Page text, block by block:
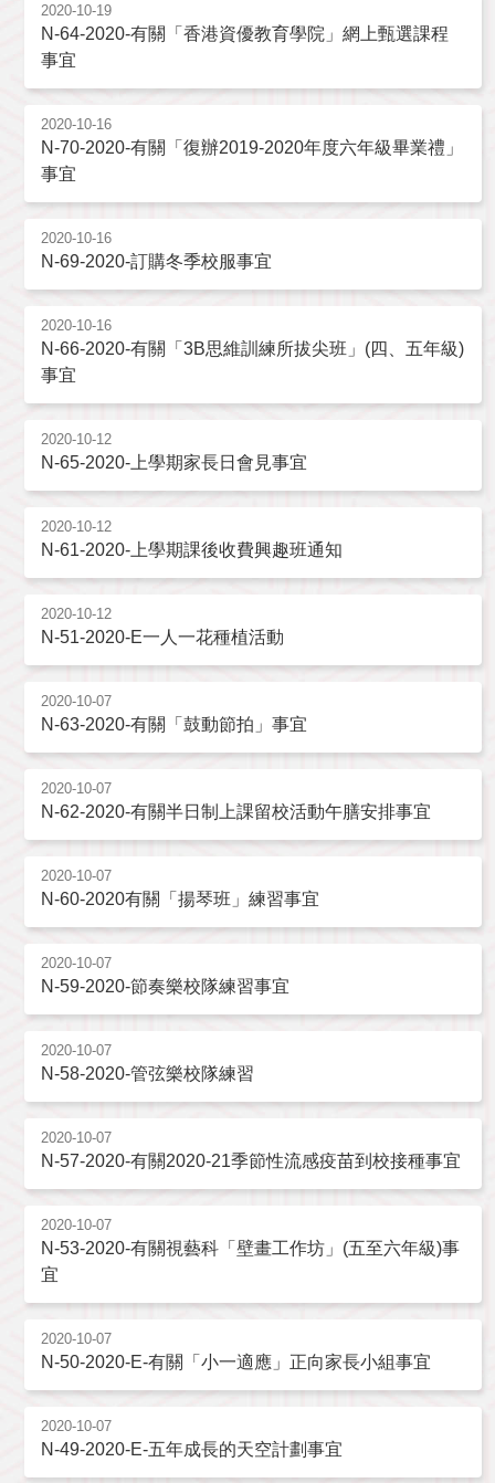
2020-10-19
N-64-2020-有關「香港資優教育學院」網上甄選課程
事宜
2020-10-16
N-70-2020-有關「復辦2019-2020年度六年級畢業禮」
事宜
2020-10-16
N-69-2020-訂購冬季校服事宜
2020-10-16
N-66-2020-有關「3B思維訓練所拔尖班」(四、五年級)
事宜
2020-10-12
N-65-2020-上學期家長日會見事宜
2020-10-12
N-61-2020-上學期課後收費興趣班通知
2020-10-12
N-51-2020-E一人一花種植活動
2020-10-07
N-63-2020-有關「鼓動節拍」事宜
2020-10-07
N-62-2020-有關半日制上課留校活動午膳安排事宜
2020-10-07
N-60-2020有關「揚琴班」練習事宜
2020-10-07
N-59-2020-節奏樂校隊練習事宜
2020-10-07
N-58-2020-管弦樂校隊練習
2020-10-07
N-57-2020-有關2020-21季節性流感疫苗到校接種事宜
2020-10-07
N-53-2020-有關視藝科「壁畫工作坊」(五至六年級)事
宜
2020-10-07
N-50-2020-E-有關「小一適應」正向家長小組事宜
2020-10-07
N-49-2020-E-五年成長的天空計劃事宜